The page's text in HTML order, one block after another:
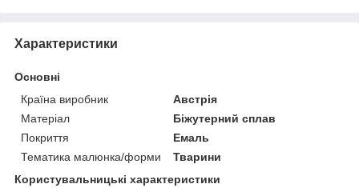
Характеристики
Основні
Країна виробник
Австрія
Матеріал
Біжутерний сплав
Покриття
Емаль
Тематика малюнка/форми
Тварини
Користувальницькі характеристики